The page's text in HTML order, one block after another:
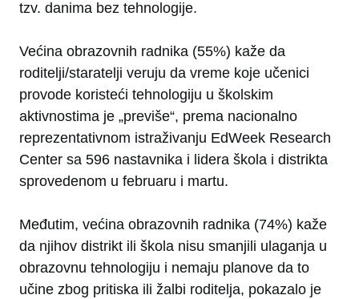
tzv. danima bez tehnologije.
Većina obrazovnih radnika (55%) kaže da
roditelji/staratelji veruju da vreme koje učenici
provode koristeći tehnologiju u školskim
aktivnostima je „previše“, prema nacionalno
reprezentativnom istraživanju EdWeek Research
Center sa 596 nastavnika i lidera škola i distrikta
sprovedenom u februaru i martu.
Međutim, većina obrazovnih radnika (74%) kaže
da njihov distrikt ili škola nisu smanjili ulaganja u
obrazovnu tehnologiju i nemaju planove da to
učine zbog pritiska ili žalbi roditelja, pokazalo je